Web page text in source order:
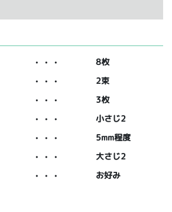
・・・
8枚
・・・
2束
・・・
3枚
・・・
小さじ2
・・・
5mm程度
・・・
大さじ2
・・・ お好み